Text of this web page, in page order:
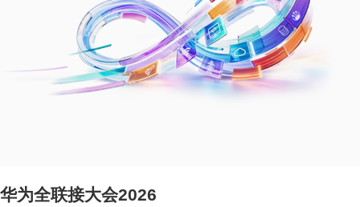
华为全联接大会2026